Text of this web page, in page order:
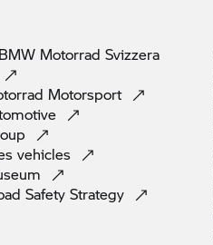
BMW Motorrad Svizzera
Motorsport
vehicles
Safety Strategy